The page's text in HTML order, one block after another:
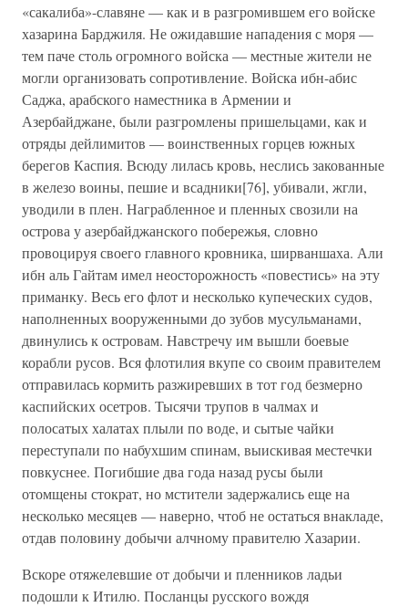
«сакалиба»-славяне — как и в разгромившем его войске
хазарина Барджиля. Не ожидавшие нападения с моря —
тем паче столь огромного войска — местные жители не
могли организовать сопротивление. Войска ибн-абис
Саджа, арабского наместника в Армении и
Азербайджане, были разгромлены пришельцами, как и
отряды дейлимитов — воинственных горцев южных
берегов Каспия. Всюду лилась кровь, неслись закованные
в железо воины, пешие и всадники[76], убивали, жгли,
уводили в плен. Награбленное и пленных свозили на
острова у азербайджанского побережья, словно
провоцируя своего главного кровника, ширваншаха. Али
ибн аль Гайтам имел неосторожность «повестись» на эту
приманку. Весь его флот и несколько купеческих судов,
наполненных вооруженными до зубов мусульманами,
двинулись к островам. Навстречу им вышли боевые
корабли русов. Вся флотилия вкупе со своим правителем
отправилась кормить разжиревших в тот год безмерно
каспийских осетров. Тысячи трупов в чалмах и
полосатых халатах плыли по воде, и сытые чайки
переступали по набухшим спинам, выискивая местечки
повкуснее. Погибшие два года назад русы были
отомщены стократ, но мстители задержались еще на
несколько месяцев — наверно, чтоб не остаться внакладе,
отдав половину добычи алчному правителю Хазарии.
Вскоре отяжелевшие от добычи и пленников ладьи
подошли к Итилю. Посланцы русского вождя